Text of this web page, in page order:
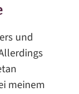
und
meinem